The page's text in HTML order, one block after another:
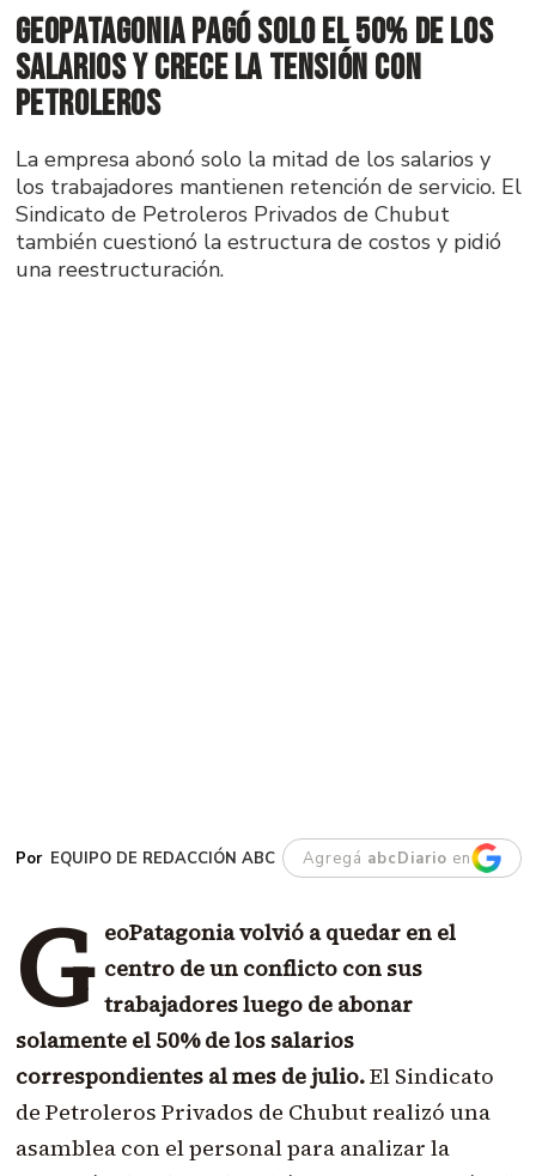
GeoPatagonia pagó solo el 50% de los
salarios y crece la tensión con
Petroleros
La empresa abonó solo la mitad de los salarios y
los trabajadores mantienen retención de servicio. El
Sindicato de Petroleros Privados de Chubut
también cuestionó la estructura de costos y pidió
una reestructuración.
EQUIPO DE REDACCIÓN ABC Agregá abcDiario en
G eoPatagonia volvió a quedar en el
centro de un conflicto con sus
trabajadores luego de abonar
solamente el 50% de los salarios
correspondientes al mes de julio.El Sindicato
de Petroleros Privados de Chubut realizó una
asamblea con el personal para analizar la